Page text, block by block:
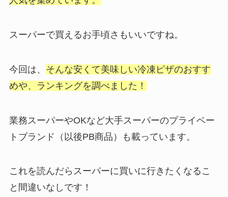
スーパーで買えるお手頃さもいいですね。
今回は、 そんな安くて美味しい冷凍ピザのおすす
めや、ランキングを調べました！
業務スーパーやOKなど大手スーパーのプライベー
トブランド（以後PB商品）も載っています。
これを読んだらスーパーに買いに行きたくなるこ
と間違いなしです！